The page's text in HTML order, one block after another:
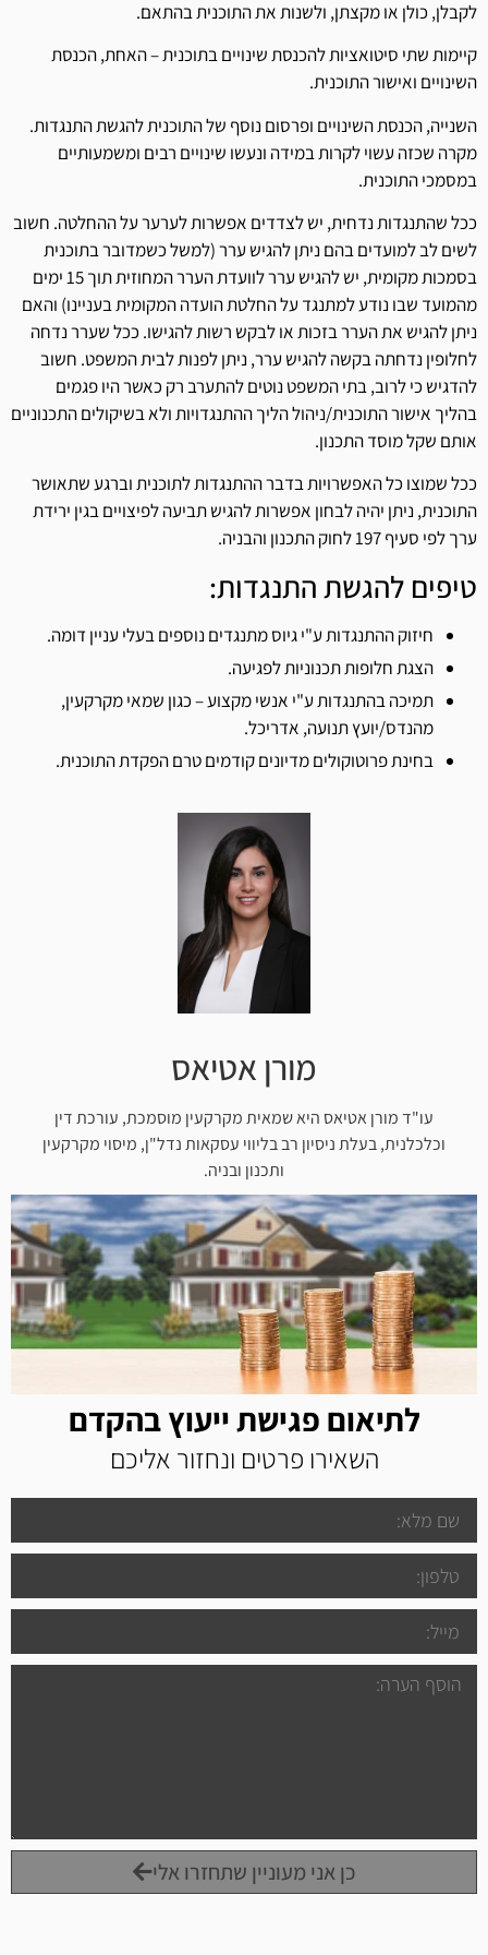
לקבלן, כולן או מקצתן, ולשנות את התוכנית בהתאם.
קיימות שתי סיטואציות להכנסת שינויים בתוכנית – האחת, הכנסת
השינויים ואישור התוכנית.
השנייה, הכנסת השינויים ופרסום נוסף של התוכנית להגשת התנגדות.
מקרה שכזה עשוי לקרות במידה ונעשו שינויים רבים ומשמעותיים
במסמכי התוכנית.
ככל שהתנגדות נדחית, יש לצדדים אפשרות לערער על ההחלטה. חשוב
לשים לב למועדים בהם ניתן להגיש ערר (למשל כשמדובר בתוכנית
בסמכות מקומית, יש להגיש ערר לוועדת הערר המחוזית תוך 15 ימים
מהמועד שבו נודע למתנגד על החלטת הועדה המקומית בעניינו) והאם
ניתן להגיש את הערר בזכות או לבקש רשות להגישו. ככל שערר נדחה
לחלופין נדחתה בקשה להגיש ערר, ניתן לפנות לבית המשפט. חשוב
להדגיש כי לרוב, בתי המשפט נוטים להתערב רק כאשר היו פגמים
בהליך אישור התוכנית/ניהול הליך ההתנגדויות ולא בשיקולים התכנוניים
אותם שקל מוסד התכנון.
ככל שמוצו כל האפשרויות בדבר ההתנגדות לתוכנית וברגע שתאושר
התוכנית, ניתן יהיה לבחון אפשרות להגיש תביעה לפיצויים בגין ירידת
ערך לפי סעיף 197 לחוק התכנון והבניה.
טיפים להגשת התנגדות:
חיזוק ההתנגדות ע"י גיוס מתנגדים נוספים בעלי עניין דומה.
הצגת חלופות תכנוניות לפגיעה.
תמיכה בהתנגדות ע"י אנשי מקצוע – כגון שמאי מקרקעין,
מהנדס/יועץ תנועה, אדריכל.
בחינת פרוטוקולים מדיונים קודמים טרם הפקדת התוכנית.
מורן אטיאס
עו"ד מורן אטיאס היא שמאית מקרקעין מוסמכת, עורכת דין
וכלכלנית, בעלת ניסיון רב בליווי עסקאות נדל"ן, מיסוי מקרקעין
ותכנון ובניה.
לתיאום פגישת ייעוץ בהקדם
השאירו פרטים ונחזור אליכם
כן אני מעוניין שתחזרו אלי